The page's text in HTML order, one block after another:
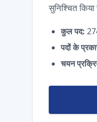
सुनिश्चित
कुल पद:
पदों के
चयन